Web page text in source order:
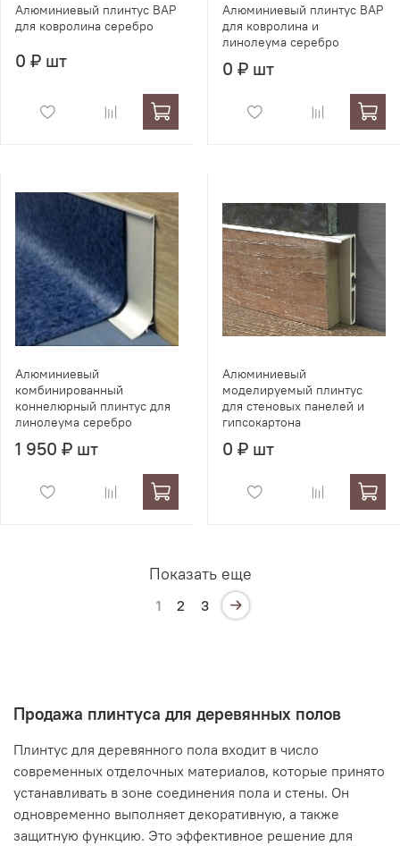
Алюминиевый плинтус BAP
для ковролина серебро
0 ₽ шт
Алюминиевый плинтус BAP
для ковролина и
линолеума серебро
0 ₽ шт
Алюминиевый
комбинированный
коннелюрный плинтус для
линолеума серебро
1 950 ₽ шт
Алюминиевый
моделируемый плинтус
для стеновых панелей и
гипсокартона
0 ₽ шт
Показать еще
1 2 3
Продажа плинтуса для деревянных полов
Плинтус для деревянного пола входит в число
современных отделочных материалов, которые принято
устанавливать в зоне соединения пола и стены. Он
одновременно выполняет декоративную, а также
защитную функцию. Это эффективное решение для